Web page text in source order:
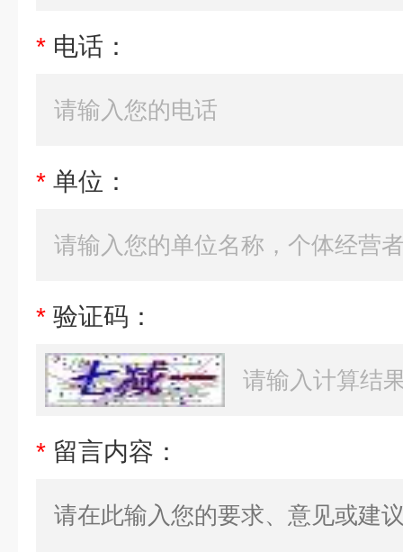
* 电话：
* 单位：
* 验证码：
* 留言内容：